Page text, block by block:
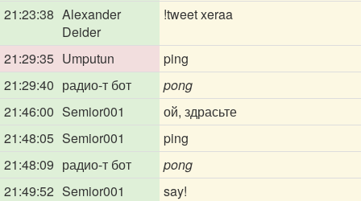
21:23:38 Alexander
Deider
!tweet xeraa
21:29:35 Umputun
ping
21:29:40 радио-т бот
pong
21:46:00 Semior001
ой, здрасьте
21:48:05 Semior001
ping
21:48:09 радио-т бот
pong
21:49:52 Semior001
say!